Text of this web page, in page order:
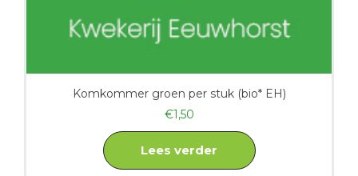
Komkommer groen per stuk (bio* EH)
€1,50
Lees verder